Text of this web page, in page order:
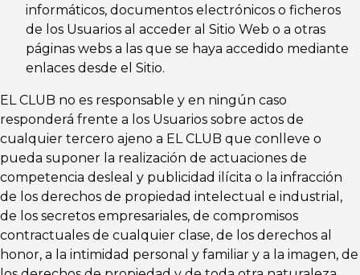
informáticos, documentos electrónicos o ficheros
de los Usuarios al acceder al Sitio Web o a otras
páginas webs a las que se haya accedido mediante
enlaces desde el Sitio.
EL CLUB no es responsable y en ningún caso
responderá frente a los Usuarios sobre actos de
cualquier tercero ajeno a EL CLUB que conlleve o
pueda suponer la realización de actuaciones de
competencia desleal y publicidad ilícita o la infracción
de los derechos de propiedad intelectual e industrial,
de los secretos empresariales, de compromisos
contractuales de cualquier clase, de los derechos al
honor, a la intimidad personal y familiar y a la imagen, de